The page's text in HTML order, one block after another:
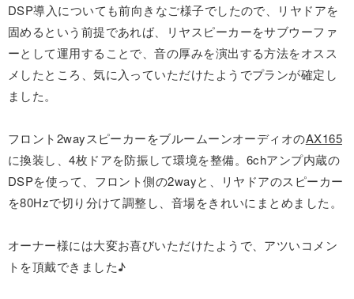
DSP導入についても前向きなご様子でしたので、リヤドアを
固めるという前提であれば、リヤスピーカーをサブウーファ
ーとして運用することで、音の厚みを演出する方法をオスス
メしたところ、気に入っていただけたようでプランが確定し
ました。
フロント2wayスピーカーをブルームーンオーディオのAX165
に換装し、4枚ドアを防振して環境を整備。6chアンプ内蔵の
DSPを使って、フロント側の2wayと、リヤドアのスピーカー
を80Hzで切り分けて調整し、音場をきれいにまとめました。
オーナー様には大変お喜びいただけたようで、アツいコメン
トを頂戴できました♪